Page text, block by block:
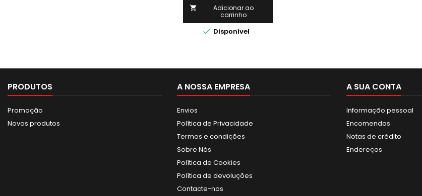

Adicionar ao
carrinho
 Disponível
PRODUTOS
Promoção
Novos produtos
A NOSSA EMPRESA
Envios
Política de Privacidade
Termos e condições
Sobre Nós
Política de Cookies
Política de devoluções
Contacte-nos
A SUA CONTA
Informação pessoal
Encomendas
Notas de crédito
Endereços